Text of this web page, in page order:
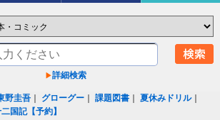
詳細検索
野圭吾 グローグー ｜課題図書 ｜夏休みドリル｜
国記【予約】